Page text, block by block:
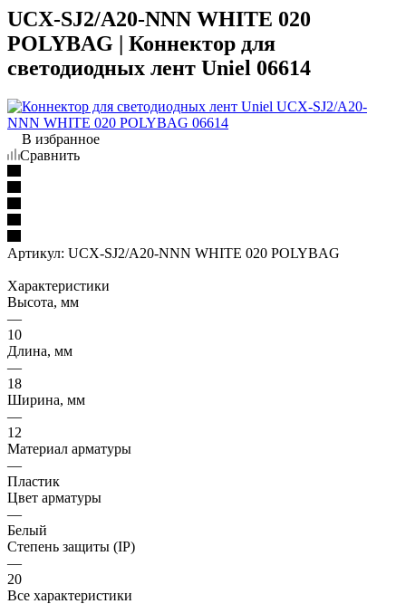
UCX-SJ2/A20-NNN WHITE 020
POLYBAG | Коннектор для
светодиодных лент Uniel 06614
В избранное
Сравнить
Артикул: UCX-SJ2/A20-NNN WHITE 020 POLYBAG
Характеристики
Высота, мм
—
10
Длина, мм
—
18
Ширина, мм
—
12
Материал арматуры
—
Пластик
Цвет арматуры
—
Белый
Степень защиты (IP)
—
20
Все характеристики